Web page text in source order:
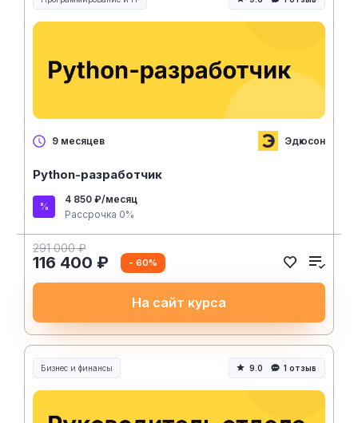
9 месяцев Эдюсон
Python-разработчик
4 850 ₽/месяц
Рассрочка 0%
291 000 ₽
116 400 ₽ - 60%
На сайт курса
Бизнес и финансы 9.0 1 отзыв